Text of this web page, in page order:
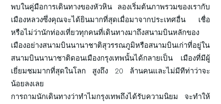
พบในคู่มือการเดินทางของหัวหิน ลองเริ่มต้นภาพรวมของเรากับ
เมืองหลวงซึ่งคุณจะได้ยินมากที่สุดเมื่อมาจากประเทศอื่น เชื่อ
หรือไม่ว่านักท่องเที่ยวทุกคนที่เดินทางมาถึงสนามบินหลักของ
เมืองอย่างสนามบินนานาชาติสุวรรณภูมิหรือสนามบินเก่าที่อยู่ใน
สนามบินนานาชาติดอนเมืองกรุงเทพนั้นได้กลายเป็น เมืองที่มีผู้
เยี่ยมชมมากที่สุดในโลก สูงถึง 20 ล้านคนและไม่มีทีท่าว่าจะ
น้อยลงเลย
การถามนักเดินทางว่าทำไมกรุงเทพถึงได้รับความนิยม จะทำให้